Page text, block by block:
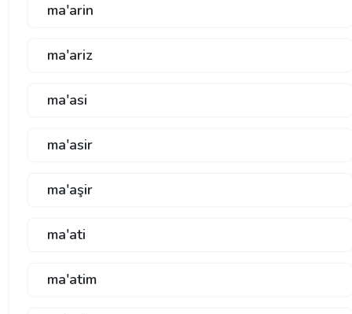
ma'arin
ma'ariz
ma'asi
ma'asir
ma'aşir
ma'ati
ma'atim